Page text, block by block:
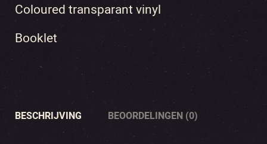
Coloured transparant vinyl
Booklet
BESCHRIJVING BEOORDELINGEN (0)